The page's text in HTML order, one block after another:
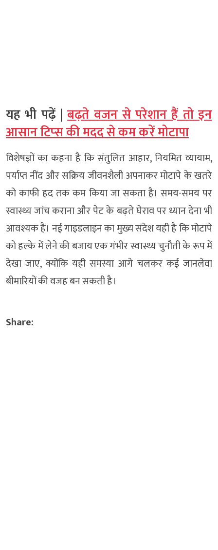
यह भी पढ़ें |बढ़ते वजन से परेशान हैं तो इन
आसान टिप्‍स की मदद से कम करें मोटापा
विशेषज्ञों का कहना है कि संतुलित आहार, नियमित व्यायाम,
पर्याप्त नींद और सक्रिय जीवनशैली अपनाकर मोटापे के खतरे
को काफी हद तक कम किया जा सकता है। समय-समय पर
स्वास्थ्य जांच कराना और पेट के बढ़ते घेराव पर ध्यान देना भी
आवश्यक है। नई गाइडलाइन का मुख्य संदेश यही है कि मोटापे
को हल्के में लेने की बजाय एक गंभीर स्वास्थ्य चुनौती के रूप में
देखा जाए, क्योंकि यही समस्या आगे चलकर कई जानलेवा
बीमारियों की वजह बन सकती है।
Share: